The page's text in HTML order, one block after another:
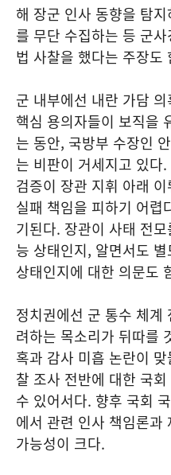
해 장군 인사 동향을 탐
를 무단 수집하는 등 군
법 사찰을 했다는 주장도
군 내부에선 내란 가담
핵심 용의자들이 보직을
는 동안, 국방부 수장인
는 비판이 거세지고 있다
검증이 장관 지휘 아래
실패 책임을 피하기 어렵
기된다. 장관이 사태 전
능 상태인지, 알면서도
상태인지에 대한 의문도
정치권에선 군 통수 체계
려하는 목소리가 뒤따를
혹과 감사 미흡 논란이
찰 조사 전반에 대한 국
수 있어서다. 향후 국회
에서 관련 인사 책임론과
가능성이 크다.